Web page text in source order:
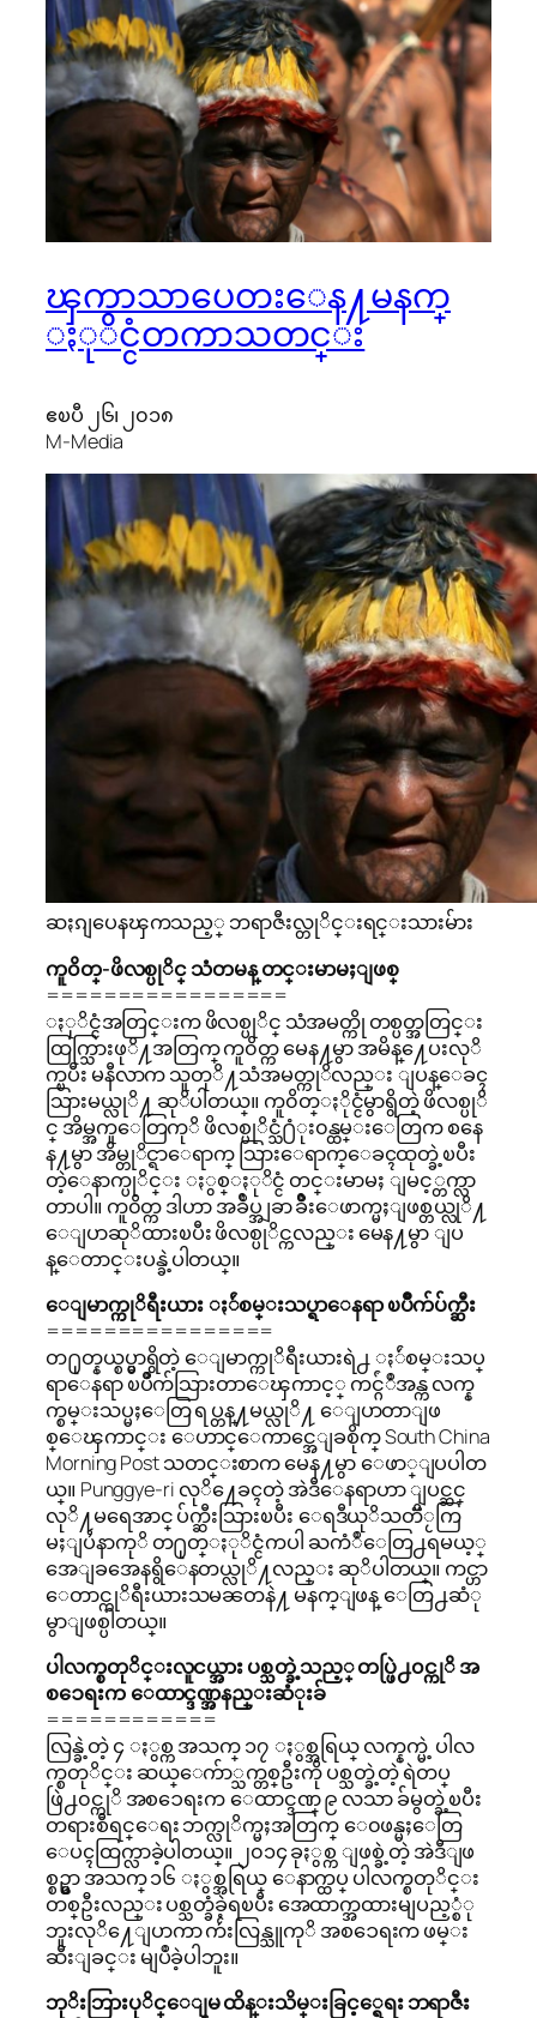
ၾကာသာပေတးေန႔မနက္
ႏုိင္ငံတကာသတင္း
ဧၿပီ ၂၆၊ ၂၀၁၈
M-Media
ဆႏၵျပေနၾကသည့္ ဘရာဇီးလ္တုိင္းရင္းသားမ်ား
ကူ၀ိတ္-ဖိလစ္ပုိင္ သံတမန္ တင္းမာမႈျဖစ္
=================
ႏုိင္ငံအတြင္းက ဖိလစ္ပုိင္ သံအမတ္ကို တစ္ပတ္အတြင္း
ထြက္သြားဖုိ႔အတြက္ ကူ၀ိတ္က မေန႔မွာ အမိန္႔ေပးလုိ
က္ၿပီး မနီလာက သူတုိ႔သံအမတ္ကုိလည္း ျပန္ေခၚ
သြားမယ္လုိ႔ ဆုိပါတယ္။ ကူ၀ိတ္ႏိုင္ငံမွာရွိတဲ့ ဖိလစ္ပုိ
င္ အိမ္အကူေတြကုိ ဖိလစ္ပုိင္သံ႐ံုး၀န္ထမ္းေတြက စနေ
န႔မွာ အိမ္တုိင္ရာေရာက္ သြားေရာက္ေခၚထုတ္ခဲ့ၿပီး
တဲ့ေနာက္ပုိင္း ႏွစ္ႏုိင္ငံ တင္းမာမႈ ျမင့္တက္လာ
တာပါ။ ကူ၀ိတ္က ဒါဟာ အခ်ဳပ္အျခာ ခ်ိဳးေဖာက္မႈျဖစ္တယ္လုိ႔
ေျပာဆုိထားၿပီး ဖိလစ္ပုိင္ကလည္း မေန႔မွာ ျပ
န္ေတာင္းပန္ခဲ့ပါတယ္။
ေျမာက္ကုိရီးယား ႏ်ဴစမ္းသပ္ရာေနရာ ၿပိဳက်ပ်က္ဆီး
================
တ႐ုတ္နယ္စပ္မွာရွိတဲ့ ေျမာက္ကုိရီးယားရဲ႕ ႏ်ဴစမ္းသပ္
ရာေနရာ ၿပိဳက်သြားတာေၾကာင့္ ကင္ဂ်ံဳအန္က လက္န
က္စမ္းသပ္မႈေတြ ရပ္တန္႔မယ္လုိ႔ ေျပာတာျဖ
စ္ေၾကာင္း ေဟာင္ေကာင္အေျခစိုက္ South China
Morning Post သတင္းစာက မေန႔မွာ ေဖာ္ျပပါတ
ယ္။ Punggye-ri လုိ႔ေခၚတဲ့ အဲဒီေနရာဟာ ျပင္ဆင္
လုိ႔မရေအာင္ ပ်က္ဆီးသြားၿပီး ေရဒီယုိသတၱိႂကြ
မႈျပႆနာကုိ တ႐ုတ္ႏုိင္ငံကပါ ႀကံဳေတြ႕ရမယ့္
အေျခအေနရွိေနတယ္လုိ႔လည္း ဆုိပါတယ္။ ကင္ဟာ
ေတာင္ကုိရီးယားသမၼတနဲ႔ မနက္ျဖန္ ေတြ႕ဆံု
မွာျဖစ္ပါတယ္။
ပါလက္စတုိင္းလူငယ္အား ပစ္သတ္ခဲ့သည့္ တပ္ဖြဲ႕၀င္ကုိ အ
စၥေရးက ေထာင္ဒဏ္အနည္းဆံုးခ်
============
လြန္ခဲ့တဲ့ ၄ ႏွစ္က အသက္ ၁၇ ႏွစ္အရြယ္ လက္နက္မဲ့ ပါလ
က္စတုိင္း ဆယ္ေက်ာ္သက္တစ္ဦးကို ပစ္သတ္ခဲ့တဲ့ ရဲတပ္
ဖြဲ႕၀င္ကုိ အစၥေရးက ေထာင္ဒဏ္ ၉ လသာ ခ်မွတ္ခဲ့ၿပီး
တရားစီရင္ေရး ဘက္လုိက္မႈအတြက္ ေ၀ဖန္မႈေတြ
ေပၚထြက္လာခဲ့ပါတယ္။ ၂၀၁၄ ခုႏွစ္က ျဖစ္ခဲ့တဲ့ အဲဒီျဖ
စ္စဥ္မွာ အသက္ ၁၆ ႏွစ္အရြယ္ ေနာက္ထပ္ ပါလက္စတုိင္း
တစ္ဦးလည္း ပစ္သတ္ခံခဲ့ရၿပီး အေထာက္အထားမျပည့္စံု
ဘူးလုိ႔ေျပာကာ က်ဴးလြန္သူကုိ အစၥေရးက ဖမ္း
ဆီးျခင္း မျပဳခဲ့ပါဘူး။
ဘုိးဘြားပုိင္ေျမ ထိန္းသိမ္းခြင့္ရေရး ဘရာဇီး